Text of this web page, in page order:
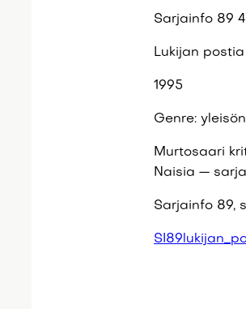
Sarjainfo 89
Lukijan
1995
Genre:
Murtosaari
Naisia —
Sarjainfo 89,